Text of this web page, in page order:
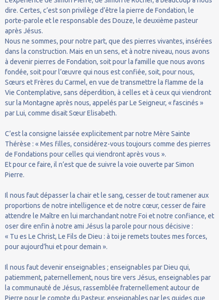
dire. Certes, c’est son privilège d’être la pierre de Fondation, le
porte-parole et le responsable des Douze, le deuxième pasteur
après Jésus.
Nous ne sommes, pour notre part, que des pierres vivantes, insérées
dans la construction. Mais en un sens, et à notre niveau, nous avons
à devenir pierres de Fondation, soit pour la famille que nous avons
fondée, soit pour l’œuvre qui nous est confiée, soit, pour nous,
Sœurs et Frères du Carmel, en vue de transmettre la flamme de la
Vie Contemplative, sans déperdition, à celles et à ceux qui viendront
sur la Montagne après nous, appelés par Le Seigneur, « fascinés »
par Lui, comme disait Sœur Elisabeth.
C’est la consigne laissée explicitement par notre Mère Sainte
Thérèse : « Mes filles, considérez-vous toujours comme des pierres
de Fondations pour celles qui viendront après vous ».
Et pour ce faire, il n’est que de suivre la voie ouverte par Simon
Pierre.
Il nous faut dépasser la chair et le sang, cesser de tout ramener aux
proportions de notre intelligence et de notre cœur, cesser de faire
attendre le Maître en lui marchandant notre Foi et notre confiance, et
oser dire enfin à notre ami Jésus la parole pour nous décisive :
« Tu es Le Christ, Le Fils de Dieu : à toi je remets toutes mes forces,
pour aujourd’hui et pour demain ».
Il nous faut devenir enseignables ; enseignables par Dieu qui,
patiemment, paternellement, nous tire vers Jésus, enseignables par
la communauté de Jésus, rassemblée fraternellement autour de
Pierre pour le compte du Pasteur, enseignables par les guides que